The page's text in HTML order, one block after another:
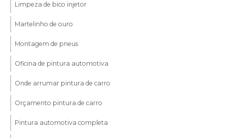
Limpeza de bico injetor
Martelinho de ouro
Montagem de pneus
Oficina de pintura automotiva
Onde arrumar pintura de carro
Orçamento pintura de carro
Pintura automotiva completa